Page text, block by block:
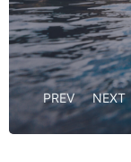
PREV NEXT